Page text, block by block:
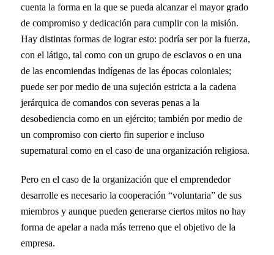
cuenta la forma en la que se pueda alcanzar el mayor grado
de compromiso y dedicación para cumplir con la misión.
Hay distintas formas de lograr esto: podría ser por la fuerza,
con el látigo, tal como con un grupo de esclavos o en una
de las encomiendas indígenas de las épocas coloniales;
puede ser por medio de una sujeción estricta a la cadena
jerárquica de comandos con severas penas a la
desobediencia como en un ejército; también por medio de
un compromiso con cierto fin superior e incluso
supernatural como en el caso de una organización religiosa.
Pero en el caso de la organización que el emprendedor
desarrolle es necesario la cooperación “voluntaria” de sus
miembros y aunque pueden generarse ciertos mitos no hay
forma de apelar a nada más terreno que el objetivo de la
empresa.